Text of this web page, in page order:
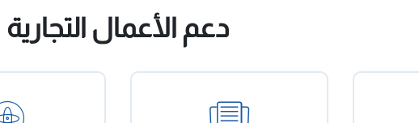
دعم الأعمال التجارية